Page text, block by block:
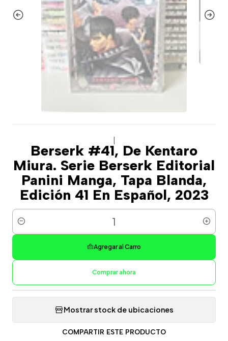
Berserk #41, De Kentaro
Miura. Serie Berserk Editorial
Panini Manga, Tapa Blanda,
Edición 41 En Español, 2023
Cantidad
Agregar al Carro
Comprar ahora
Mostrar stock de ubicaciones
COMPARTIR ESTE PRODUCTO